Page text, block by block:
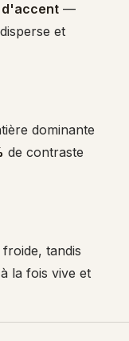
d'accent —
et
dominante
de contraste
tandis
la fois vive et